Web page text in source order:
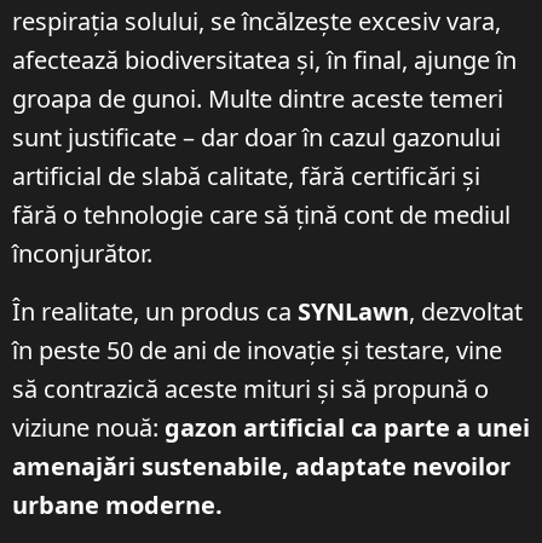
respirația solului, se încălzește excesiv vara,
afectează biodiversitatea și, în final, ajunge în
groapa de gunoi. Multe dintre aceste temeri
sunt justificate – dar doar în cazul gazonului
artificial de slabă calitate, fără certificări și
fără o tehnologie care să țină cont de mediul
înconjurător.
În realitate, un produs ca SYNLawn, dezvoltat
în peste 50 de ani de inovație și testare, vine
să contrazică aceste mituri și să propună o
viziune nouă: gazon artificial ca parte a unei
amenajări sustenabile, adaptate nevoilor
urbane moderne.